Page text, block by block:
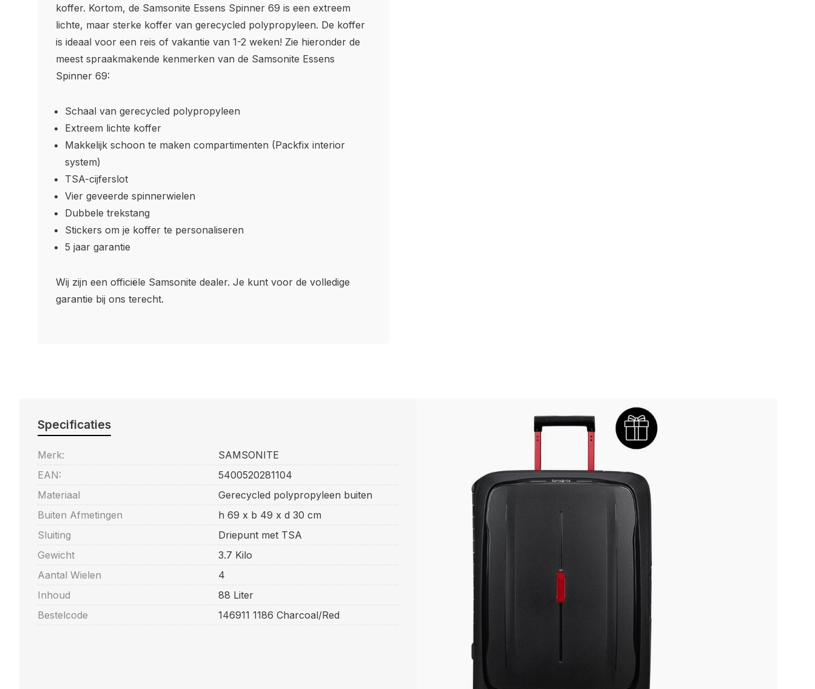
koffer. Kortom, de Samsonite Essens Spinner 69 is een extreem
lichte, maar sterke koffer van gerecycled polypropyleen. De koffer
is ideaal voor een reis of vakantie van 1-2 weken! Zie hieronder de
meest spraakmakende kenmerken van de Samsonite Essens
Spinner 69:
Schaal van gerecycled polypropyleen
Extreem lichte koffer
Makkelijk schoon te maken compartimenten (Packfix interior
system)
TSA-cijferslot
Vier geveerde spinnerwielen
Dubbele trekstang
Stickers om je koffer te personaliseren
5 jaar garantie
Wij zijn een officiële Samsonite dealer. Je kunt voor de volledige
garantie bij ons terecht.
Specificaties
Merk:
SAMSONITE
EAN:
5400520281104
Materiaal
Gerecycled polypropyleen buiten
Buiten Afmetingen
h 69 x b 49 x d 30 cm
Sluiting
Driepunt met TSA
Gewicht
3.7 Kilo
Aantal Wielen
4
Inhoud
88 Liter
Bestelcode
146911 1186 Charcoal/Red